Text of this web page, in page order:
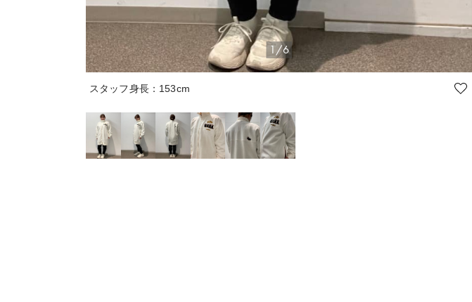
1/6
スタッフ身長：153cm